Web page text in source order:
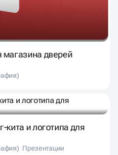
дверей
кита и логотипа для
Презентации